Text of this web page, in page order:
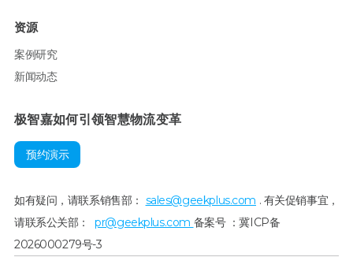
资源
案例研究
新闻动态
极智嘉如何引领智慧物流变革
预约演示
如有疑问，请联系销售部： sales@geekplus.com . 有关促销事宜，
请联系公关部：pr@geekplus.com 备案号 ：冀ICP备
2026000279号-3